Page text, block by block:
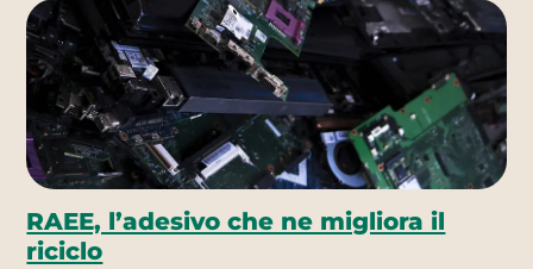
RAEE, l’adesivo che ne migliora il
riciclo